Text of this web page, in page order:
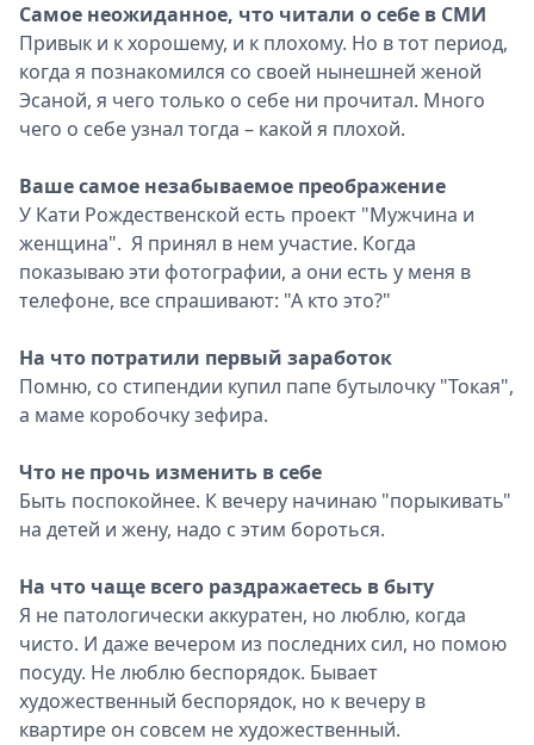
Самое неожиданное, что читали о себе в CМИ
Привык и к хорошему, и к плохому. Но в тот период,
когда я познакомился со своей нынешней женой
Эсаной, я чего только о себе ни прочитал. Много
чего о себе узнал тогда – какой я плохой.
Ваше самое незабываемое преображение
У Кати Рождественской есть проект "Мужчина и
женщина". Я принял в нем участие. Когда
показываю эти фотографии, а они есть у меня в
телефоне, все спрашивают: "А кто это?"
На что потратили первый заработок
Помню, со стипендии купил папе бутылочку "Токая",
а маме коробочку зефира.
Что не прочь изменить в себе
Быть поспокойнее. К вечеру начинаю "порыкивать"
на детей и жену, надо с этим бороться.
На что чаще всего раздражаетесь в быту
Я не патологически аккуратен, но люблю, когда
чисто. И даже вечером из последних сил, но помою
посуду. Не люблю беспорядок. Бывает
художественный беспорядок, но к вечеру в
квартире он совсем не художественный.